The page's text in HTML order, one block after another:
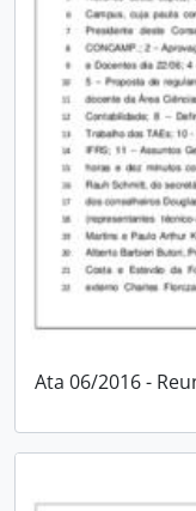
Ata 06/2016 -